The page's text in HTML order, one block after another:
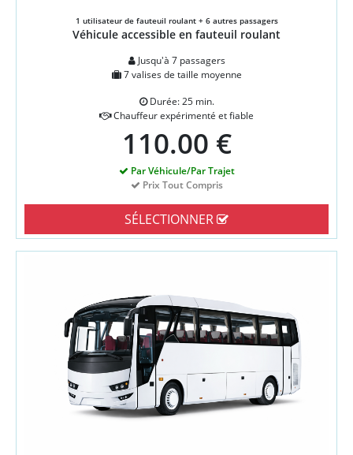
1 utilisateur de fauteuil roulant + 6 autres passagers
Véhicule accessible en fauteuil roulant
Jusqu'à 7 passagers
7 valises de taille moyenne
Durée: 25 min.
Chauffeur expérimenté et fiable
110.00 €
Par Véhicule/Par Trajet
Prix Tout Compris
SÉLECTIONNER